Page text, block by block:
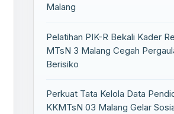
Malang
Pelatihan PIK-R Bekali Kader
MTsN 3 Malang Cegah
Berisiko
Perkuat Tata Kelola Data
KKMTsN 03 Malang Gelar